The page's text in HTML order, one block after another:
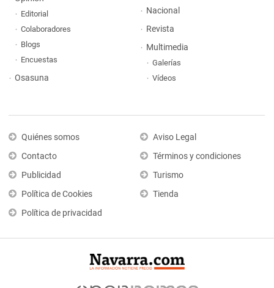
Editorial
Colaboradores
Blogs
Encuestas
Osasuna
Nacional
Revista
Multimedia
Galerías
Vídeos
Quiénes somos
Contacto
Publicidad
Política de Cookies
Política de privacidad
Aviso Legal
Términos y condiciones
Turismo
Tienda